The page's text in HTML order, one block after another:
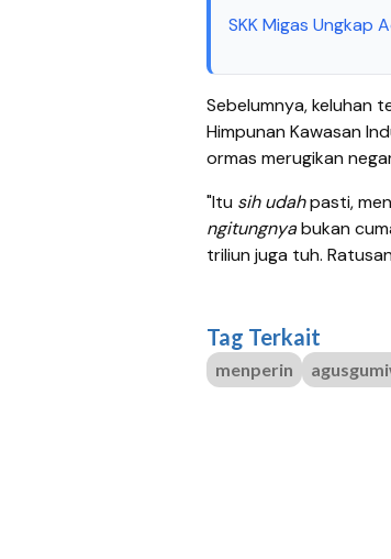
SKK Migas Ungkap
Sebelumnya, keluhan
Himpunan Kawasan
ormas merugikan
"Itu sih udahpasti,
ngitungnyabukan
triliun juga tuh.
Tag Terkait
menperin